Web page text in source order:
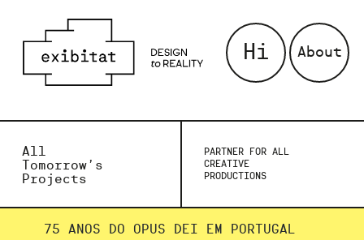
Hi About
All
Tomorrow’s
Projects
PARTNER FOR ALL
CREATIVE
PRODUCTIONS
75 ANOS DO OPUS DEI EM PORTUGAL